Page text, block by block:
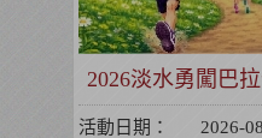
2026淡水勇闖巴
跑
活動日期：
2026-